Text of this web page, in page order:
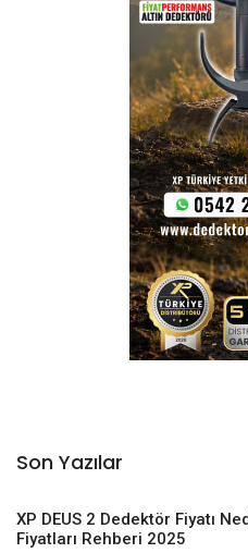
Son Yazılar
XP DEUS 2 Dedektör Fiyatı
Fiyatları Rehberi 2025